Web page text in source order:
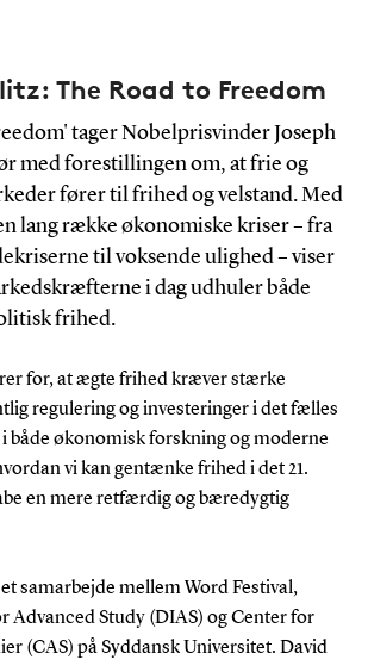
The Road to Freedom
tager Nobelprisvinder Joseph
med forestillingen om, at frie og
fører til frihed og velstand. Med
lang række økonomiske kriser – fra
til voksende ulighed – viser
i dag udhuler både
frihed.
for, at ægte frihed kræver stærke
regulering og investeringer i det fælles
både økonomisk forskning og moderne
vi kan gentænke frihed i det 21.
en mere retfærdig og bæredygtig
samarbejde mellem Word Festival,
Advanced Study (DIAS) og Center for
(CAS) på Syddansk Universitet. David